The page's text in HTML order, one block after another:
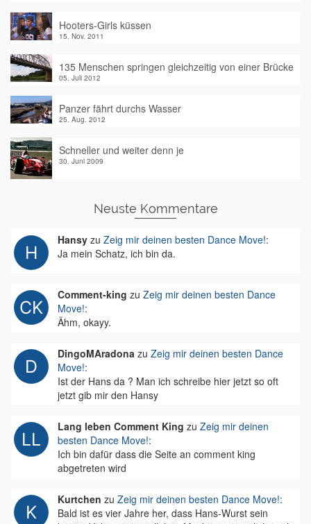
Hooters-Girls küssen
15. Nov. 2011
135 Menschen springen gleichzeitig von einer Brücke
05. Juli 2012
Panzer fährt durchs Wasser
25. Aug. 2012
Schneller und weiter denn je
30. Juni 2009
Neuste Kommentare
Hansy zu Zeig mir deinen besten Dance Move!:
Ja mein Schatz, ich bin da.
Comment-king zu Zeig mir deinen besten Dance
Move!:
Ähm, okayy.
DingoMAradona zu Zeig mir deinen besten Dance
Move!:
Ist der Hans da ? Man ich schreibe hier jetzt so oft
jetzt gib mir den Hansy
Lang leben Comment King zu Zeig mir deinen
besten Dance Move!:
Ich bin dafür dass die Seite an comment king
abgetreten wird
Kurtchen zu Zeig mir deinen besten Dance Move!:
Bald ist es vier Jahre her, dass Hans-Wurst sein